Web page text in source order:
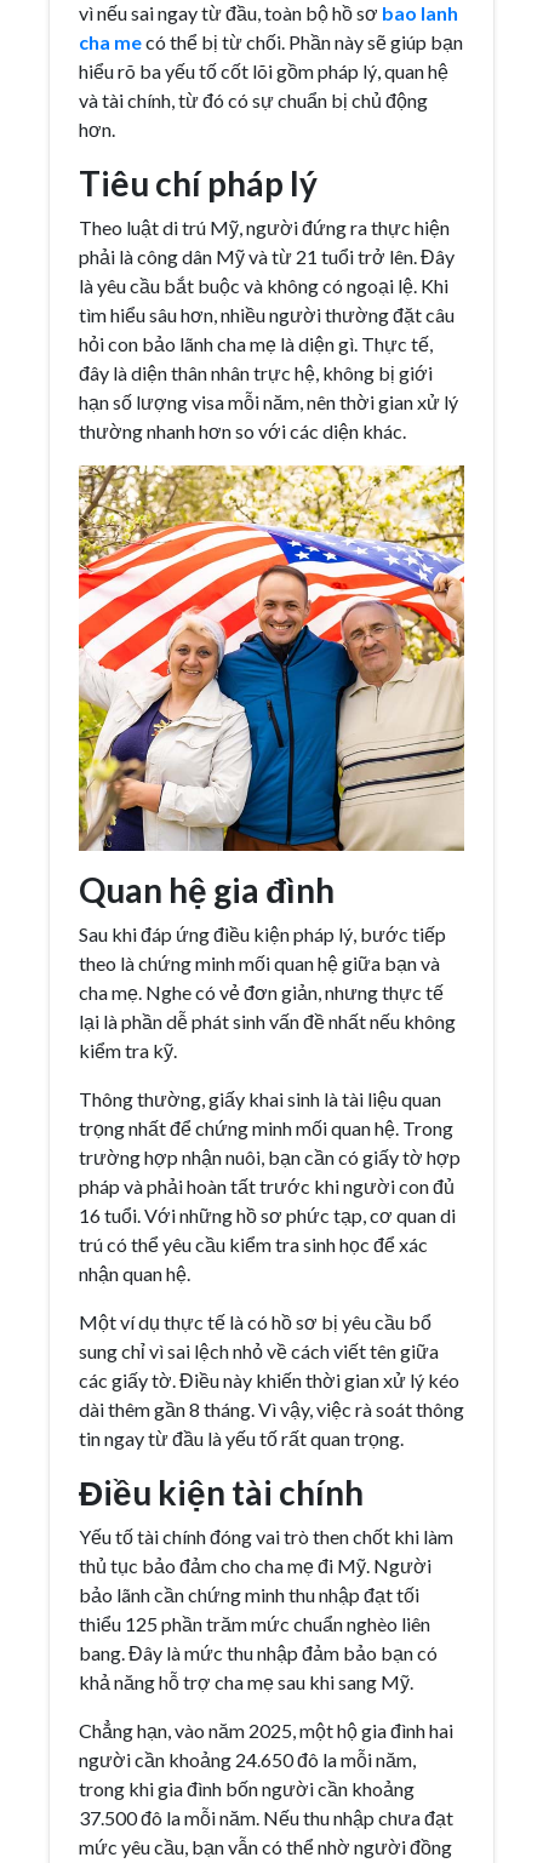
vì nếu sai ngay từ đầu, toàn bộ hồ sơ bao lanh
cha mecó thể bị từ chối. Phần này sẽ giúp bạn
hiểu rõ ba yếu tố cốt lõi gồm pháp lý, quan hệ
và tài chính, từ đó có sự chuẩn bị chủ động
hơn.
Tiêu chí pháp lý
Theo luật di trú Mỹ, người đứng ra thực hiện
phải là công dân Mỹ và từ 21 tuổi trở lên. Đây
là yêu cầu bắt buộc và không có ngoại lệ. Khi
tìm hiểu sâu hơn, nhiều người thường đặt câu
hỏi con bảo lãnh cha mẹ là diện gì. Thực tế,
đây là diện thân nhân trực hệ, không bị giới
hạn số lượng visa mỗi năm, nên thời gian xử lý
thường nhanh hơn so với các diện khác.
Quan hệ gia đình
Sau khi đáp ứng điều kiện pháp lý, bước tiếp
theo là chứng minh mối quan hệ giữa bạn và
cha mẹ. Nghe có vẻ đơn giản, nhưng thực tế
lại là phần dễ phát sinh vấn đề nhất nếu không
kiểm tra kỹ.
Thông thường, giấy khai sinh là tài liệu quan
trọng nhất để chứng minh mối quan hệ. Trong
trường hợp nhận nuôi, bạn cần có giấy tờ hợp
pháp và phải hoàn tất trước khi người con đủ
16 tuổi. Với những hồ sơ phức tạp, cơ quan di
trú có thể yêu cầu kiểm tra sinh học để xác
nhận quan hệ.
Một ví dụ thực tế là có hồ sơ bị yêu cầu bổ
sung chỉ vì sai lệch nhỏ về cách viết tên giữa
các giấy tờ. Điều này khiến thời gian xử lý kéo
dài thêm gần 8 tháng. Vì vậy, việc rà soát thông
tin ngay từ đầu là yếu tố rất quan trọng.
Điều kiện tài chính
Yếu tố tài chính đóng vai trò then chốt khi làm
thủ tục bảo đảm cho cha mẹ đi Mỹ. Người
bảo lãnh cần chứng minh thu nhập đạt tối
thiểu 125 phần trăm mức chuẩn nghèo liên
bang. Đây là mức thu nhập đảm bảo bạn có
khả năng hỗ trợ cha mẹ sau khi sang Mỹ.
Chẳng hạn, vào năm 2025, một hộ gia đình hai
người cần khoảng 24.650 đô la mỗi năm,
trong khi gia đình bốn người cần khoảng
37.500 đô la mỗi năm. Nếu thu nhập chưa đạt
mức yêu cầu, bạn vẫn có thể nhờ người đồng